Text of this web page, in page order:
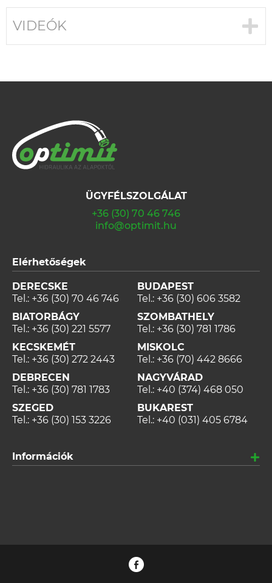
VIDEÓK
ÜGYFÉLSZOLGÁLAT
+36 (30) 70 46 746
info@optimit.hu
Elérhetőségek
DERECSKE
Tel.: +36 (30) 70 46 746
BIATORBÁGY
Tel.: +36 (30) 221 5577
KECSKEMÉT
Tel.: +36 (30) 272 2443
DEBRECEN
Tel.: +36 (30) 781 1783
SZEGED
Tel.: +36 (30) 153 3226
BUDAPEST
Tel.: +36 (30) 606 3582
SZOMBATHELY
Tel.: +36 (30) 781 1786
MISKOLC
Tel.: +36 (70) 442 8666
NAGYVÁRAD
Tel.: +40 (374) 468 050
BUKAREST
Tel.: +40 (031) 405 6784
Információk